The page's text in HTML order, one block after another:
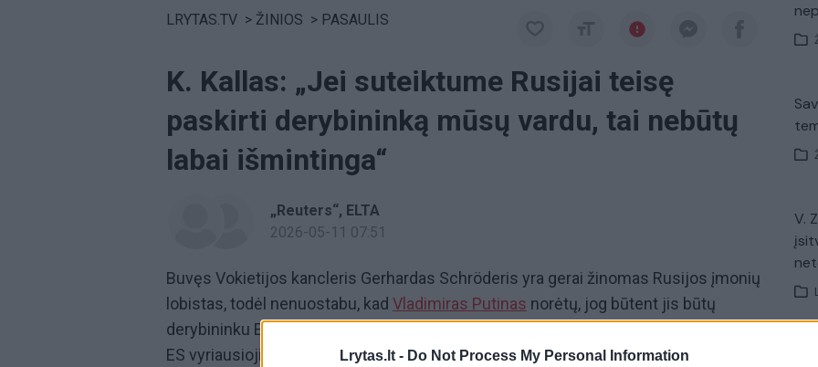
Lrytas.lt - Do Not Process My Personal Information
LRYTAS.TV > ŽINIOS > PASAULIS
K. Kallas: „Jei suteiktume Rusijai teisę
paskirti derybininką mūsų vardu, tai nebūtų
labai išmintinga“
„Reuters“ ELTA
2026-05-11 07:51
Buvęs Vokietijos kancleris Gerhardas Schröderis yra gerai žinomas Rusijos įmonių
lobistas, todėl nenuostabu, kad Vladimiras Putinas norėtų, jog būtent jis būtų
derybininku Europos Sąjungos (ES) pusėje dėl taikos Ukrainoje, pirmadienį pareiškė
ES vyriausioji įgaliotinė užsienio reikalams ir saugumo politikaiKaja Kallas.
V.